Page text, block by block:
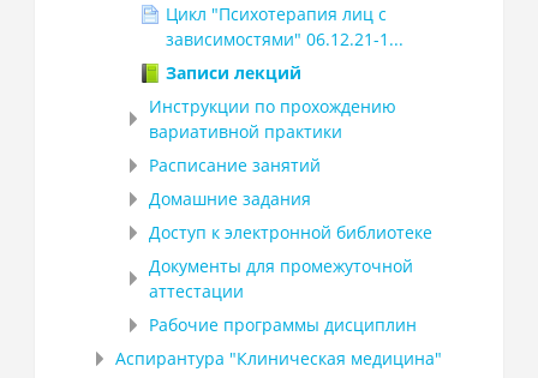
Цикл "Психотерапия лиц с
зависимостями" 06.12.21-1...
Записи лекций
Инструкции по прохождению
вариативной практики
Расписание занятий
Домашние задания
Доступ к электронной библиотеке
Документы для промежуточной
аттестации
Рабочие программы дисциплин
Аспирантура "Клиническая медицина"